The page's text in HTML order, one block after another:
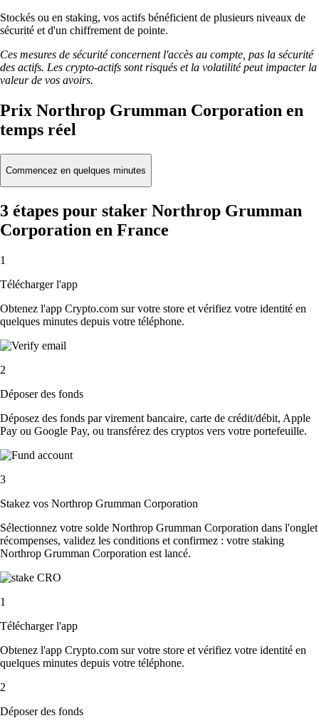
Stockés ou en staking, vos actifs bénéficient de plusieurs niveaux de
sécurité et d'un chiffrement de pointe.
Ces mesures de sécurité concernent l'accès au compte, pas la sécurité
des actifs. Les crypto-actifs sont risqués et la volatilité peut impacter la
valeur de vos avoirs.
Prix Northrop Grumman Corporation en
temps réel
Commencez en quelques minutes
3 étapes pour staker Northrop Grumman
Corporation en France
1
Télécharger l'app
Obtenez l'app Crypto.com sur votre store et vérifiez votre identité en
quelques minutes depuis votre téléphone.
2
Déposer des fonds
Déposez des fonds par virement bancaire, carte de crédit/débit, Apple
Pay ou Google Pay, ou transférez des cryptos vers votre portefeuille.
3
Stakez vos Northrop Grumman Corporation
Sélectionnez votre solde Northrop Grumman Corporation dans l'onglet
récompenses, validez les conditions et confirmez : votre staking
Northrop Grumman Corporation est lancé.
1
Télécharger l'app
Obtenez l'app Crypto.com sur votre store et vérifiez votre identité en
quelques minutes depuis votre téléphone.
2
Déposer des fonds